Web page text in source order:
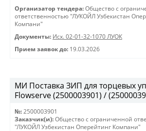
Организатор тендера: Общество с
ответственностью "ЛУКОЙЛ Узбекистан
Компани"
Документы: Исх. 02-01-32-1070 ЛУОК
Прием заявок до: 19.03.2026
МИ Поставка ЗИП для торцевых
Flowserve (2500003901) /
№: 2500003901
Заказчик(и): Общество с ограниченной
"ЛУКОЙЛ Узбекистан Оперейтинг Компани"